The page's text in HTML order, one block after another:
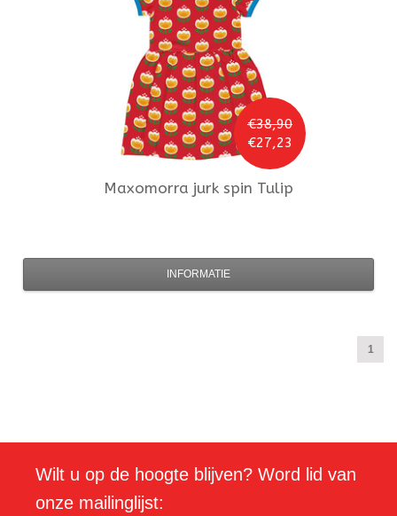
€38,90
€27,23
Maxomorra jurk spin Tulip
INFORMATIE
1
Wilt u op de hoogte blijven? Word lid van
onze mailinglijst: